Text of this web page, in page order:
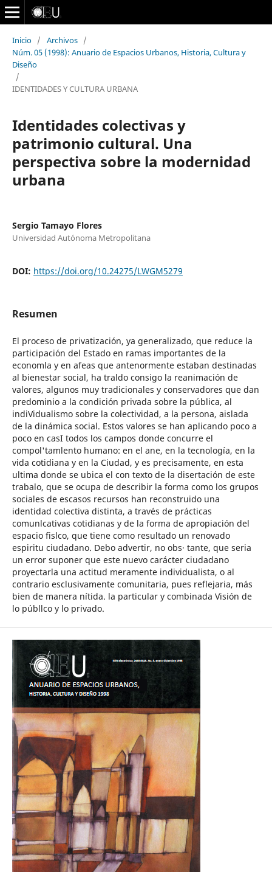
Inicio / Archivos /
Núm. 05 (1998): Anuario de Espacios Urbanos, Historia, Cultura y
Diseño
/
IDENTIDADES Y CULTURA URBANA
Identidades colectivas y
patrimonio cultural. Una
perspectiva sobre la modernidad
urbana
Sergio Tamayo Flores
Universidad Autónoma Metropolitana
DOI: https://doi.org/10.24275/LWGM5279
Resumen
El proceso de privatización, ya generalizado, que reduce la
participación del Estado en ramas importantes de la
economla y en afeas que antenormente estaban destinadas
al bienestar social, ha traldo consigo la reanimación de
valores, algunos muy tradicionales y conservadores que dan
predominio a la condición privada sobre la pública, al
indiVidualismo sobre la colectividad, a la persona, aislada
de la dinámica social. Estos valores se han aplicando poco a
poco en casI todos los campos donde concurre el
compol'tamlento humano: en el ane, en la tecnología, en la
vida cotidiana y en la Ciudad, y es precisamente, en esta
ultima donde se ubica el con texto de la disertación de este
trabalo, que se ocupa de describir la forma como los grupos
sociales de escasos recursos han reconstruido una
identidad colectiva distinta, a través de prácticas
comunlcativas cotidianas y de la forma de apropiación del
espacio fislco, que tiene como resultado un renovado
espiritu ciudadano. Debo advertir, no obs· tante, que seria
un error suponer que este nuevo carácter ciudadano
proyectarla una actitud meramente individualista, o al
contrario esclusivamente comunitaria, pues reflejaria, más
bien de manera nítida. la particular y combinada Visión de
lo públlco y lo privado.